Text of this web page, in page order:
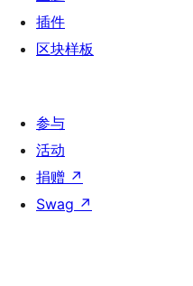
插件
区块样板
参与
活动
捐赠 ↗
Swag ↗